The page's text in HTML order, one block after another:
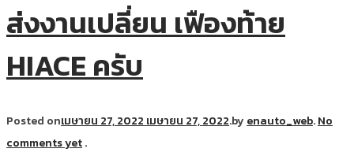
ส่งงานเปลี่ยน เฟืองท้าย
HIACE ครับ
Posted onเมษายน 27, 2022 เมษายน 27, 2022.by enauto_web.No
comments yet.